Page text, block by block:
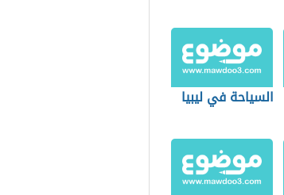
السياحة في ليبيا